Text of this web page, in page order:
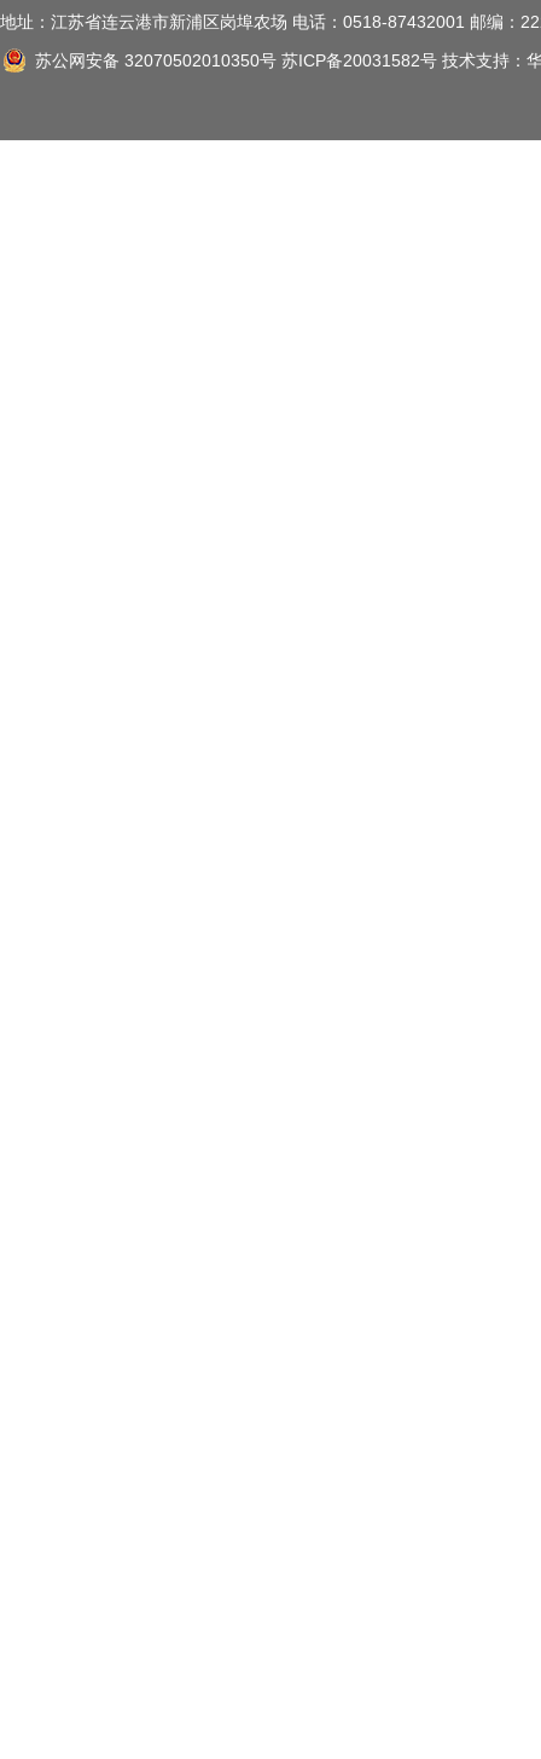
地址：江苏省连云港市新浦区岗埠农场 电话：0518-87432001 邮编：
苏公网安备 32070502010350号 苏ICP备20031582号 技术支持：